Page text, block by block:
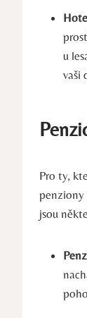
u
vaši
Pro ty,
penziony
jsou